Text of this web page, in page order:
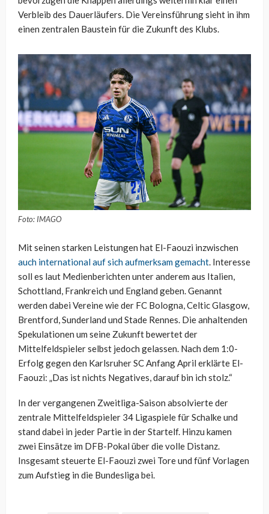
Verbleib des Dauerläufers. Die Vereinsführung sieht in ihm
einen zentralen Baustein für die Zukunft des Klubs.
Foto: IMAGO
Mit seinen starken Leistungen hat El-Faouzi inzwischen
auch international auf sich aufmerksam gemacht. Interesse
soll es laut Medienberichten unter anderem aus Italien,
Schottland, Frankreich und England geben. Genannt
werden dabei Vereine wie der FC Bologna, Celtic Glasgow,
Brentford, Sunderland und Stade Rennes. Die anhaltenden
Spekulationen um seine Zukunft bewertet der
Mittelfeldspieler selbst jedoch gelassen. Nach dem 1:0-
Erfolg gegen den Karlsruher SC Anfang April erklärte El-
Faouzi: „Das ist nichts Negatives, darauf bin ich stolz.“
In der vergangenen Zweitliga-Saison absolvierte der
zentrale Mittelfeldspieler 34 Ligaspiele für Schalke und
stand dabei in jeder Partie in der Startelf. Hinzu kamen
zwei Einsätze im DFB-Pokal über die volle Distanz.
Insgesamt steuerte El-Faouzi zwei Tore und fünf Vorlagen
zum Aufstieg in die Bundesliga bei.